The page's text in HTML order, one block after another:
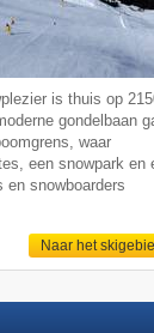
is thuis op
gondelbaan
waar
een snowpark en
en snowboarders
Naar het